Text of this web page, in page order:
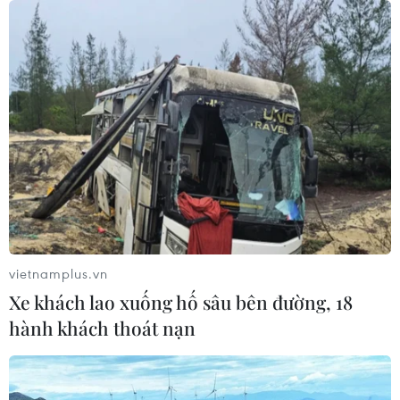
Nhận định Việt Nam vs
Campuchia: Vì sao thầy trò HLV Kim
Sang-sik cần giành ngôi đầu bảng?
06/08/2026 11:05
Nhận định Việt Nam vs Campuchia:
'Phù thủy Kim' sẽ xoay tua toan tính
đường dài?
06/08/2026 08:25
HLV Kim Sang-sik: 'Tuyển Việt Nam
hướng tới chiến thắng để giữ ngôi
đầu bảng'
vietnamplus.vn
Xe khách lao xuống hố sâu bên đường, 18
hành khách thoát nạn